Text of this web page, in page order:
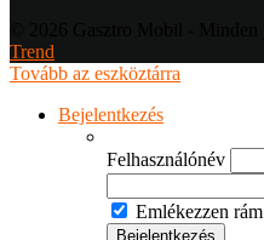
Trend
Tovább az eszköztárra
Bejelentkezés
Felhasználónév
Emlékezzen rám